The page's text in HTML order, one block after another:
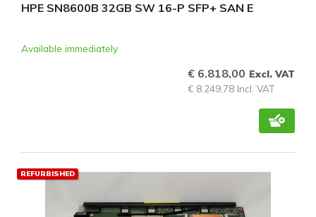
HPE SN8600B 32GB SW 16-P SFP+ SAN E
Available immediately
€ 6.818,00 Excl. VAT
€ 8.249,78 Incl. VAT
REFURBISHED